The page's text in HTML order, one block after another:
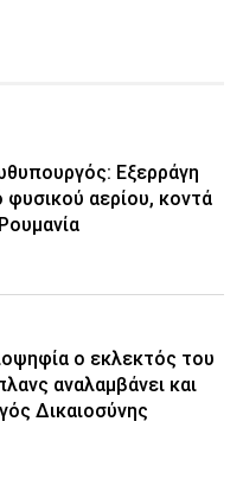
Εξερράγη
αερίου, κοντά
ο εκλεκτός του
αναλαμβάνει και
Δικαιοσύνης